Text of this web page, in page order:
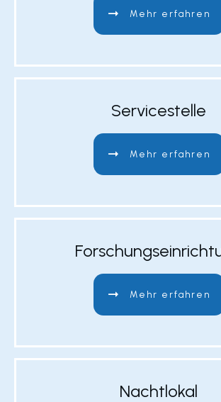
Mehr erfahren
Servicestelle
Mehr erfahren
Mehr erfahren
Nachtlokal